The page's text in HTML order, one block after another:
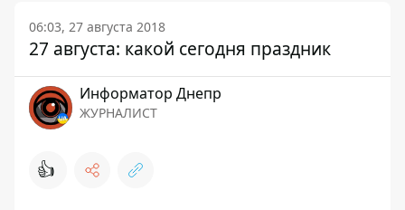
06:03, 27 августа 2018
27 августа: какой сегодня праздник
Информатор Днепр
ЖУРНАЛИСТ
👍